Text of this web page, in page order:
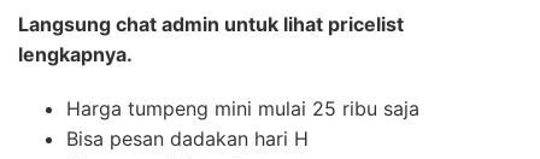
Langsung chat admin untuk lihat pricelist
lengkapnya.
Harga tumpeng mini mulai 25 ribu saja
Bisa pesan dadakan hari H